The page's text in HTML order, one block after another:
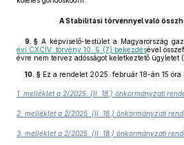
A Stabilitási törvénnyel való
9. § A képviselő-testület a Magyarország
évi CXCIV. törvény 10. § (7) bekezdésével
évre nem tervez adósságot keletkeztető ügyletet (
10. § Ez a rendelet 2025. február 18-án 15 óra
1. melléklet a 2/2025. (II. 18.) önkormányzati
2. melléklet a 2/2025. (II. 18.) önkormányzati
3. melléklet a 2/2025. (II. 18.) önkormányzati